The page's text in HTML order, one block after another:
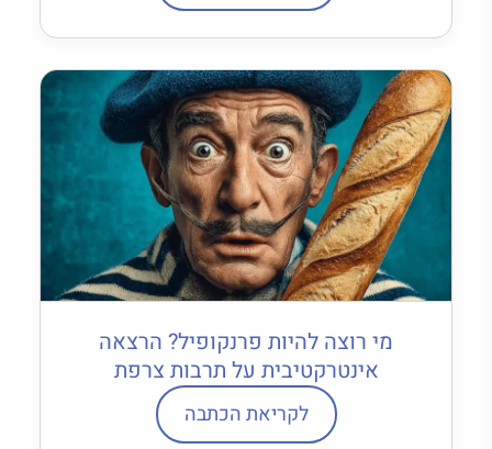
מי רוצה להיות פרנקופיל? הרצאה
אינטרקטיבית על תרבות צרפת
לקריאת הכתבה